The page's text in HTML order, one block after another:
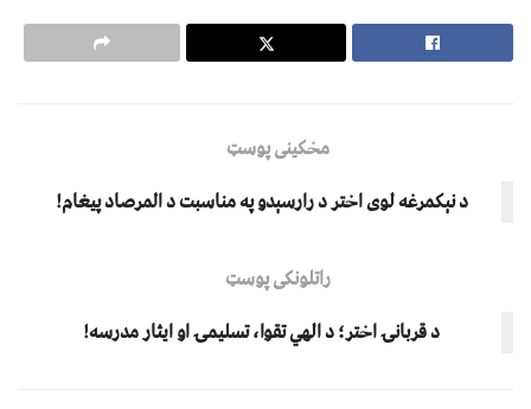
مخکینی پوسټ
د نېکمرغه لوی اختر د رارسېدو په مناسبت د المرصاد پیغام!
راتلونکی پوسټ
د قربانۍ اختر؛ د الهي تقوا، تسلیمۍ او ایثار مدرسه!